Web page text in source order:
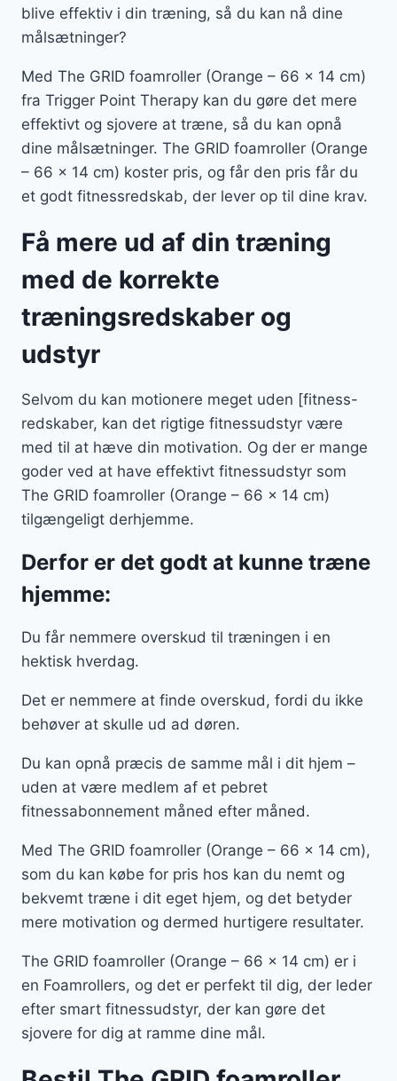
blive effektiv i din træning, så du kan nå dine
målsætninger?
Med The GRID foamroller (Orange – 66 x 14 cm)
fra Trigger Point Therapy kan du gøre det mere
effektivt og sjovere at træne, så du kan opnå
dine målsætninger. The GRID foamroller (Orange
– 66 x 14 cm) koster pris, og får den pris får du
et godt fitnessredskab, der lever op til dine krav.
Få mere ud af din træning
med de korrekte
træningsredskaber og
udstyr
Selvom du kan motionere meget uden [fitness-
redskaber, kan det rigtige fitnessudstyr være
med til at hæve din motivation. Og der er mange
goder ved at have effektivt fitnessudstyr som
The GRID foamroller (Orange – 66 x 14 cm)
tilgængeligt derhjemme.
Derfor er det godt at kunne træne
hjemme:
Du får nemmere overskud til træningen i en
hektisk hverdag.
Det er nemmere at finde overskud, fordi du ikke
behøver at skulle ud ad døren.
Du kan opnå præcis de samme mål i dit hjem –
uden at være medlem af et pebret
fitnessabonnement måned efter måned.
Med The GRID foamroller (Orange – 66 x 14 cm),
som du kan købe for pris hos kan du nemt og
bekvemt træne i dit eget hjem, og det betyder
mere motivation og dermed hurtigere resultater.
The GRID foamroller (Orange – 66 x 14 cm) er i
en Foamrollers, og det er perfekt til dig, der leder
efter smart fitnessudstyr, der kan gøre det
sjovere for dig at ramme dine mål.